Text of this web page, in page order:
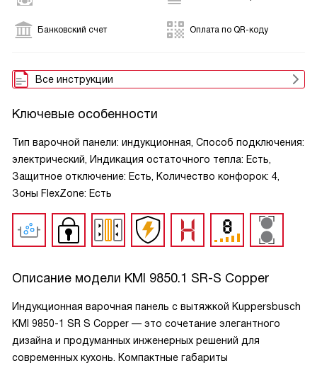
Банковский счет Оплата по QR-коду
Все инструкции
Ключевые особенности
Тип варочной панели: индукционная, Способ подключения:
электрический, Индикация остаточного тепла: Есть,
Защитное отключение: Есть, Количество конфорок: 4,
Зоны FlexZone: Есть
Описание модели KMI 9850.1 SR-S Copper
Индукционная варочная панель с вытяжкой Kuppersbusch
KMI 9850-1 SR S Copper — это сочетание элегантного
дизайна и продуманных инженерных решений для
современных кухонь. Компактные габариты